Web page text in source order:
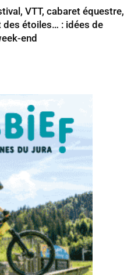
VTT, cabaret équestre,
des étoiles… : idées de
end